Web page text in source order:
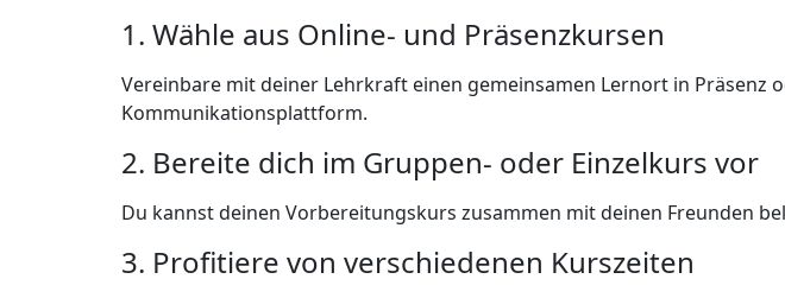
1. Wähle aus Online- und Präsenzkursen
Vereinbare mit deiner Lehrkraft einen gemeinsamen Lernort in Präsenz
Kommunikationsplattform.
2. Bereite dich im Gruppen- oder Einzelkurs vor
Du kannst deinen Vorbereitungskurs zusammen mit deinen Freunden
3. Profitiere von verschiedenen Kurszeiten